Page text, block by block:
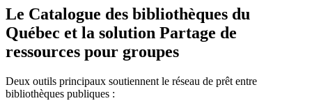
Le Catalogue des bibliothèques du
Québec et la solution Partage de
ressources pour groupes
Deux outils principaux soutiennent le réseau de prêt entre
bibliothèques publiques :